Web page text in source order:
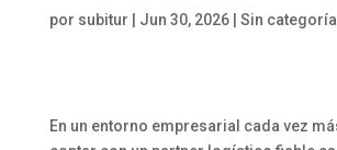
por subitur Jun 30, 2026| Sin categoría
En un entorno empresarial cada vez